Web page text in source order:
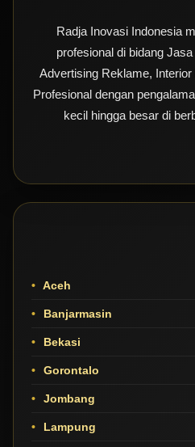
Radja Inovasi Indonesia
profesional di bidang
Advertising Reklame,
Profesional dengan
kecil hingga besar di
Aceh
Banjarmasin
Bekasi
Gorontalo
Jombang
Lampung